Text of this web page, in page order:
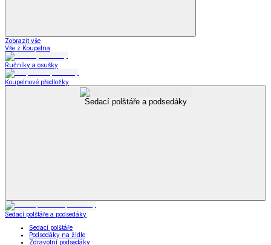
Zobrazit vše
Vše z Koupelna
Ručníky a osušky
Koupelnové předložky
Sedací polštáře a podsedáky
Sedací polštáře a podsedáky
Sedací polštáře
Podsedáky na židle
Zdravotní podsedáky